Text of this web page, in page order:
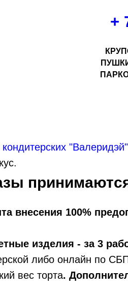
+
кондитерских "Валеридэй"
внесения 100%
изделия - за 3
либо онлайн по
вес торта.